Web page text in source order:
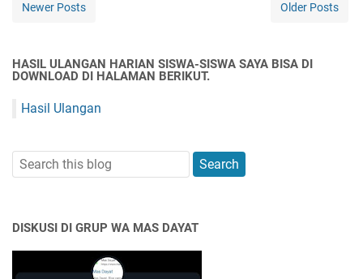
Newer Posts Older Posts
HASIL ULANGAN HARIAN SISWA-SISWA SAYA BISA DI
DOWNLOAD DI HALAMAN BERIKUT.
Hasil Ulangan
DISKUSI DI GRUP WA MAS DAYAT